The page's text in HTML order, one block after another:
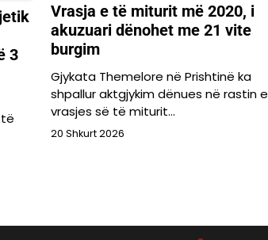
3
Vrasja e të miturit më 2020, i
akuzuari dënohet me 21 vite
burgim
Gjykata Themelore në Prishtinë ka
shpallur aktgjykim dënues në rastin e
vrasjes së të miturit…
20 Shkurt 2026